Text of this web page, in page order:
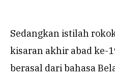
Sedangkan istilah
kisaran akhir abad ke-
berasal dari bahasa